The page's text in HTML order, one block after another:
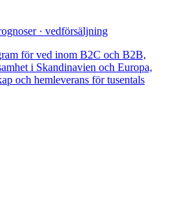
· vedförsäljning
för ved inom B2C och B2B,
i Skandinavien och Europa,
och hemleverans för tusentals